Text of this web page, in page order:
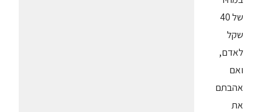
של 40
שקל
לאדם,
ואם
אהבתם
את